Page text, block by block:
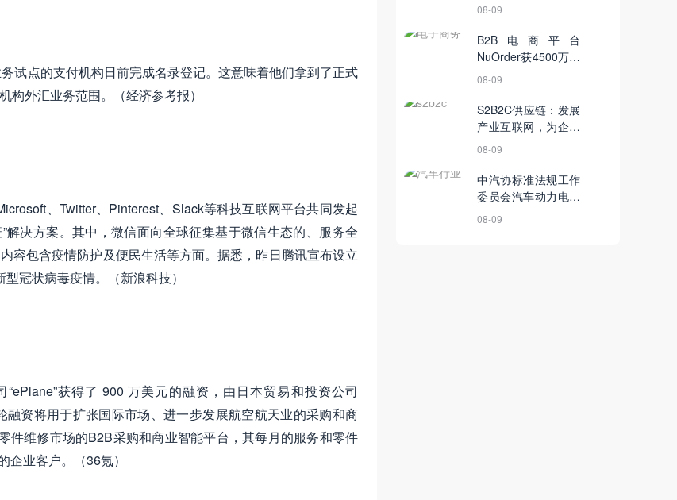
试点的支付机构日前完成名录登记。这意味着他们拿到了正式
构外汇业务范围。（经济参考报）
、Twitter、Pinterest、Slack等科技互联网平台共同发起
决方案。其中，微信面向全球征集基于微信生态的、服务全
容包含疫情防护及便民生活等方面。据悉，昨日腾讯宣布设立
冠状病毒疫情。（新浪科技）
获得了 900 万美元的融资，由日本贸易和投资公司
资将用于扩张国际市场、进一步发展航空航天业的采购和商
件维修市场的B2B采购和商业智能平台，其每月的服务和零件
业客户。（36氪）
08-09
B2B电商平台
NuOrder获4500万美
元融资丨3月15日
08-09
S2B2C供应链：发展
产业互联网，为企业
带来深度价值
08-09
中汽协标准法规工作
委员会汽车动力电池
专业委员会成立大会
08-09